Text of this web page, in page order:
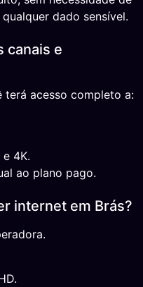
dado sensível.
canais e
terá acesso completo a:
4K.
ao plano pago.
internet em Brás?